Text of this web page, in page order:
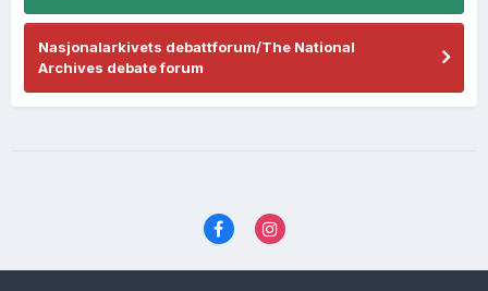
Nasjonalarkivets debattforum/The National
Archives debate forum